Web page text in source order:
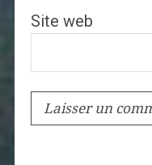
Site web